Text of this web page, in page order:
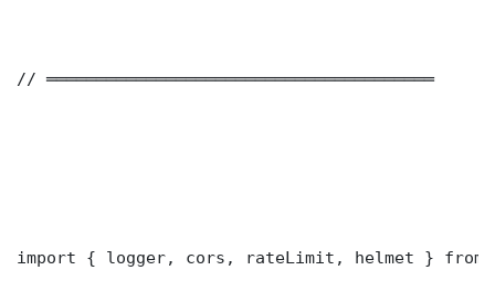
// ═══════════════════════════════════════
import { logger, cors, rateLimit, helmet } from